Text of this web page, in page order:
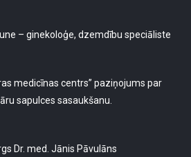
– ginekoloģe, dzemdību speciāliste
medicīnas centrs” paziņojums par
sapulces sasaukšanu.
Dr. med. Jānis Pāvulāns